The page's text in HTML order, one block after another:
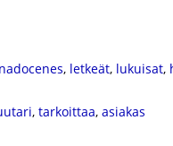
, letkeät, lukuisat,
, tarkoittaa, asiakas